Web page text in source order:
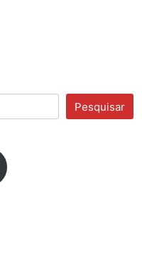
Pesquisar